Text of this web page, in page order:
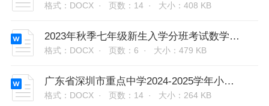
格式：DOCX · 页数：14 · 大小：408 KB
2023年秋季七年级新生入学分班考试数学模拟试卷07（北师大版）（内含答案）
格式：DOCX · 页数：6 · 大小：479 KB
广东省深圳市重点中学2024-2025学年小升初分班考数学押题卷（北师大版）
格式：DOCX · 页数：14 · 大小：264 KB